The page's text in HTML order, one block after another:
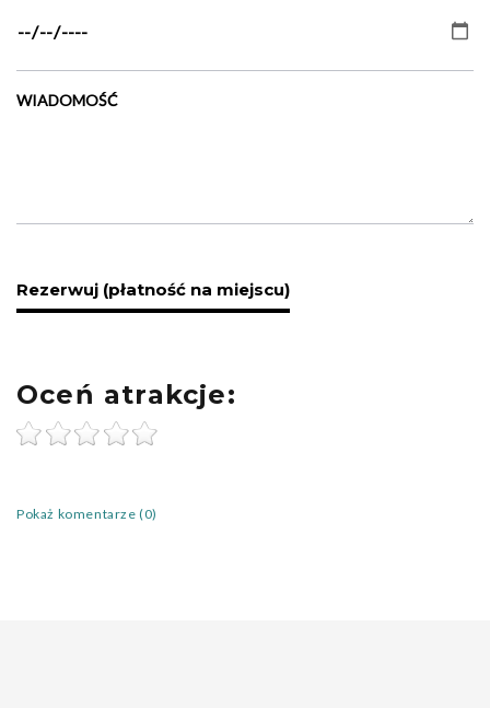
WIADOMOŚĆ
Oceń atrakcje:
Pokaż komentarze (0)